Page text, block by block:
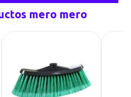
mero mero